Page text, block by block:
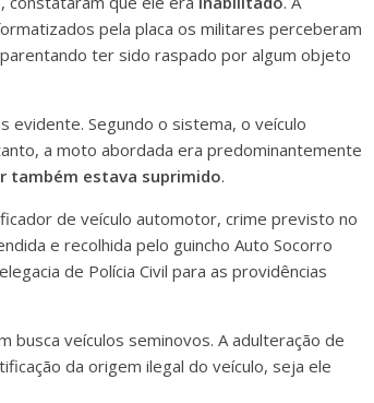
pela placa os militares perceberam
ter sido raspado por algum objeto
evidente. Segundo o sistema, o veículo
a moto abordada era predominantemente
também estava suprimido.
de veículo automotor, crime previsto no
e recolhida pelo guincho Auto Socorro
de Polícia Civil para as providências
busca veículos seminovos. A adulteração de
da origem ilegal do veículo, seja ele